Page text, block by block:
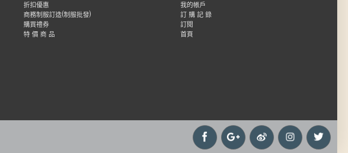
折扣優惠
商務制服訂造(制服批發)
購買禮券
特 價 商 品
我的帳戶
訂 購 記 錄
訂閱
首頁